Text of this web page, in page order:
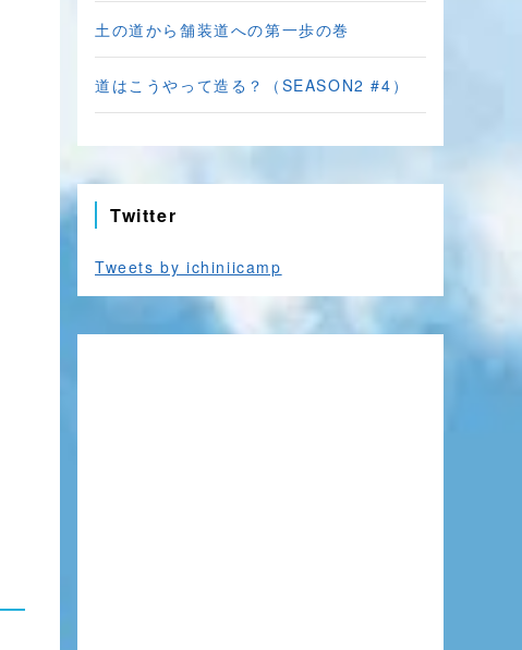
土の道から舗装道への第一歩の巻
道はこうやって造る？（SEASON2 #4）
Twitter
Tweets by ichiniicamp